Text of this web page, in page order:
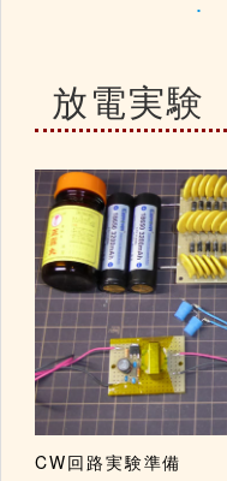
放電実験
CW回路実験準備